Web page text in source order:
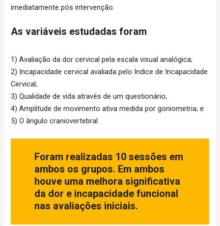
imediatamente pós intervenção.
As variáveis estudadas foram
1) Avaliação da dor cervical pela escala visual analógica;
2) Incapacidade cervical avaliada pelo Indice de Incapacidade
Cervical;
3) Qualidade de vida através de um questionário;
4) Amplitude de movimento ativa medida por goniometria; e
5) O ângulo craniovertebral.
Foram realizadas 10 sessões em
ambos os grupos. Em ambos
houve uma melhora significativa
da dor e incapacidade funcional
nas avaliações iniciais.